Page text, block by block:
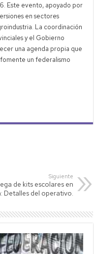
Este evento, apoyado por
en sectores
La coordinación
y el Gobierno
una agenda propia que
un federalismo
Siguiente
de kits escolares en
Detalles del operativo.